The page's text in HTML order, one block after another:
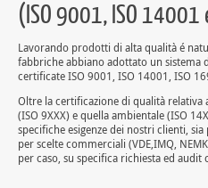
(ISO 9001, ISO 14001
Lavorando prodotti di alta qualità é
fabbriche abbiano adottato un sistema
certificate ISO 9001, ISO 14001, ISO
Oltre la certificazione di qualità relativa
(ISO 9XXX) e quella ambientale (ISO
specifiche esigenze dei nostri clienti,
per scelte commerciali (VDE,IMQ,
per caso, su specifica richiesta ed audit